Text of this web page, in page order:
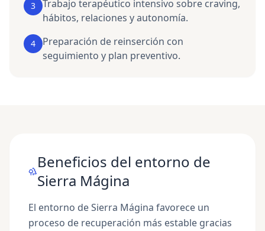
3
Trabajo terapéutico intensivo sobre craving,
hábitos, relaciones y autonomía.
4
Preparación de reinserción con
seguimiento y plan preventivo.
Beneficios del entorno de
Sierra Mágina
El entorno de Sierra Mágina favorece un
proceso de recuperación más estable gracias